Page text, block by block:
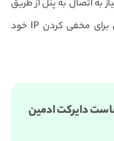
به اتصال به پنل از طریق
شبکه‌های عمومی، از شبکه خصوصی مجازی برای مخفی کردن IP خود
دایرکت ادمین